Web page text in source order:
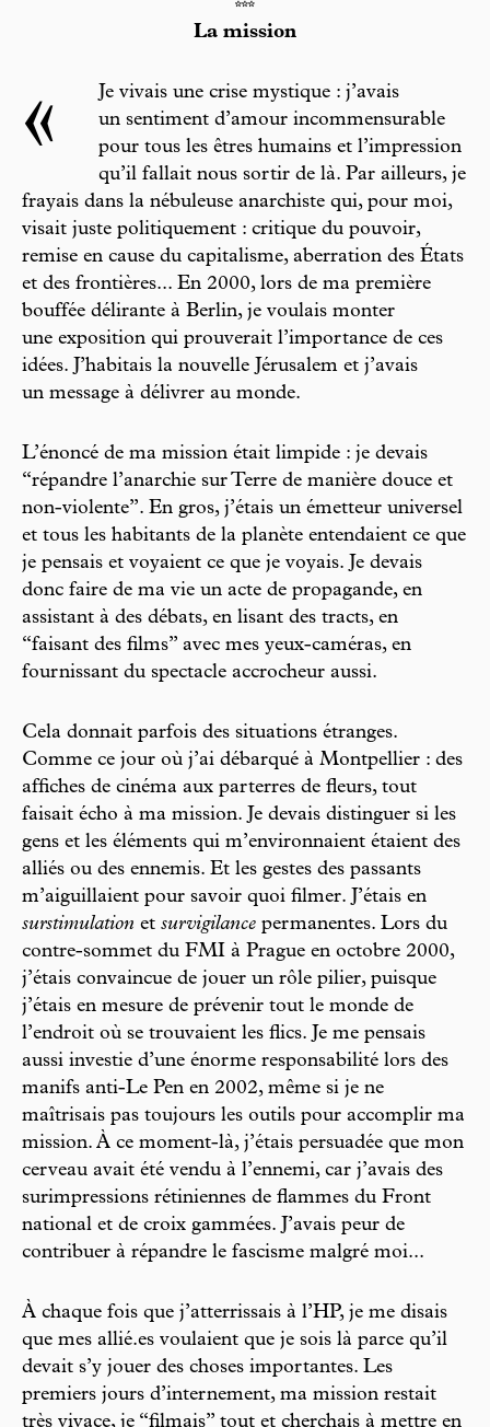
***
La mission
«
Je vivais une crise mystique : j’avais
un sentiment d’amour incommensurable
pour tous les êtres humains et l’impression
qu’il fallait nous sortir de là. Par ailleurs, je
frayais dans la nébuleuse anarchiste qui, pour moi,
visait juste politiquement : critique du pouvoir,
remise en cause du capitalisme, aberration des États
et des frontières... En 2000, lors de ma première
bouffée délirante à Berlin, je voulais monter
une exposition qui prouverait l’importance de ces
idées. J’habitais la nouvelle Jérusalem et j’avais
un message à délivrer au monde.
L’énoncé de ma mission était limpide : je devais
“répandre l’anarchie sur Terre de manière douce et
non-violente”. En gros, j’étais un émetteur universel
et tous les habitants de la planète entendaient ce que
je pensais et voyaient ce que je voyais. Je devais
donc faire de ma vie un acte de propagande, en
assistant à des débats, en lisant des tracts, en
“faisant des films” avec mes yeux-caméras, en
fournissant du spectacle accrocheur aussi.
Cela donnait parfois des situations étranges.
Comme ce jour où j’ai débarqué à Montpellier : des
affiches de cinéma aux parterres de fleurs, tout
faisait écho à ma mission. Je devais distinguer si les
gens et les éléments qui m’environnaient étaient des
alliés ou des ennemis. Et les gestes des passants
m’aiguillaient pour savoir quoi filmer. J’étais en
surstimulation et survigilance permanentes. Lors du
contre-sommet du FMI à Prague en octobre 2000,
j’étais convaincue de jouer un rôle pilier, puisque
j’étais en mesure de prévenir tout le monde de
l’endroit où se trouvaient les flics. Je me pensais
aussi investie d’une énorme responsabilité lors des
manifs anti-Le Pen en 2002, même si je ne
maîtrisais pas toujours les outils pour accomplir ma
mission. À ce moment-là, j’étais persuadée que mon
cerveau avait été vendu à l’ennemi, car j’avais des
surimpressions rétiniennes de flammes du Front
national et de croix gammées. J’avais peur de
contribuer à répandre le fascisme malgré moi...
À chaque fois que j’atterrissais à l’HP, je me disais
que mes allié.es voulaient que je sois là parce qu’il
devait s’y jouer des choses importantes. Les
premiers jours d’internement, ma mission restait
très vivace, je “filmais” tout et cherchais à mettre en